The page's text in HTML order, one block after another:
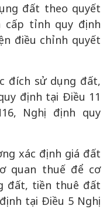
đất theo quyết
cấp tỉnh quy định
điều chỉnh quyết
đích sử dụng đất,
định tại Điều 11
Nghị định quy
xác định giá đất
quan thuế để cơ
đất, tiền thuê đất
tại Điều 5 Nghị